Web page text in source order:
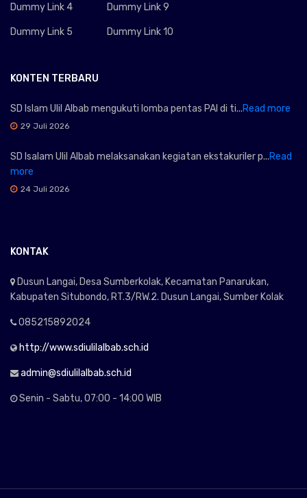
Dummy Link 4
Dummy Link 5
Dummy Link 9
Dummy Link 10
KONTEN TERBARU
SD Islam Ulil Albab mengukuti lomba pentas PAI di ti...Read more
29 Juli 2026
SD Isalam Ulil Albab melaksanakan kegiatan ekstakuriler p...Read
more
24 Juli 2026
KONTAK
Dusun Langai, Desa Sumberkolak, Kecamatan Panarukan,
Kabupaten Situbondo, RT.3/RW.2. Dusun Langai, Sumber Kolak
085215892024
http://www.sdiulilalbab.sch.id
admin@sdiulilalbab.sch.id
Senin - Sabtu, 07:00 - 14:00 WIB